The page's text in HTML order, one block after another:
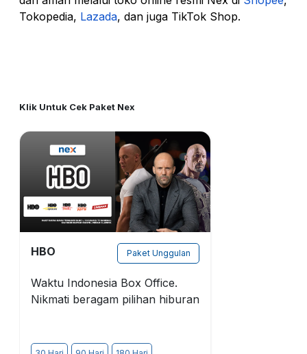
Tokopedia, Lazada, dan juga TikTok Shop.
Klik Untuk Cek Paket Nex
HBO Paket Unggulan
Waktu Indonesia Box Office.
Nikmati beragam pilihan hiburan